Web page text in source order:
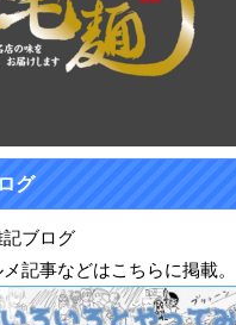
グ
ブログ
記事などはこちらに掲載。